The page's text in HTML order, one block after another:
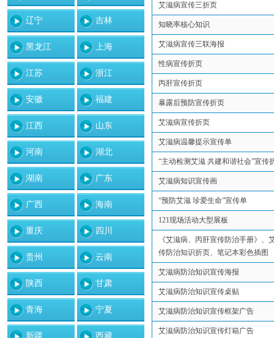
辽宁 吉林
黑龙江 上海
江苏 浙江
安徽 福建
江西 山东
河南 湖北
湖南 广东
广西 海南
重庆 四川
贵州 云南
陕西 甘肃
青海 宁夏
新疆 西藏
艾滋病宣传三折页
知晓率核心知识
艾滋病宣传三联海报
性病宣传折页
丙肝宣传折页
暴露后预防宣传折页
艾滋病宣传折页
艾滋病温馨提示宣传单
“主动检测艾滋 共建和谐社会”宣传
艾滋病知识宣传画
“预防艾滋 珍爱生命”宣传单
121现场活动大型展板
《艾滋病、丙肝宣传防治手册》、
传防治知识折页、笔记本彩色插图
艾滋病防治知识宣传海报
艾滋病防治知识宣传桌贴
艾滋病防治知识宣传框架广告
艾滋病防治知识宣传灯箱广告